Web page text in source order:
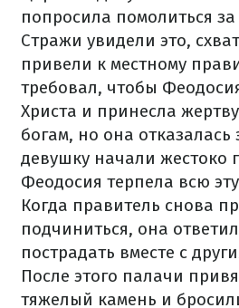
попросила помолиться
Стражи увидели это,
привели к местному
требовал, чтобы
Христа и принесла
богам, но она отказалась
девушку начали жестоко
Феодосия терпела всю
Когда правитель снова
подчиниться, она
пострадать вместе с
После этого палачи
тяжелый камень и